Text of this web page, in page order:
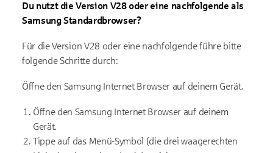
Du nutzt die Version V28 oder eine nachfolgende als
Samsung Standardbrowser?
Für die Version V28 oder eine nachfolgende führe bitte
folgende Schritte durch:
Öffne den Samsung Internet Browser auf deinem Gerät.
Öffne den Samsung Internet Browser auf deinem
Gerät.
Tippe auf das Menü-Symbol (die drei waagerechten